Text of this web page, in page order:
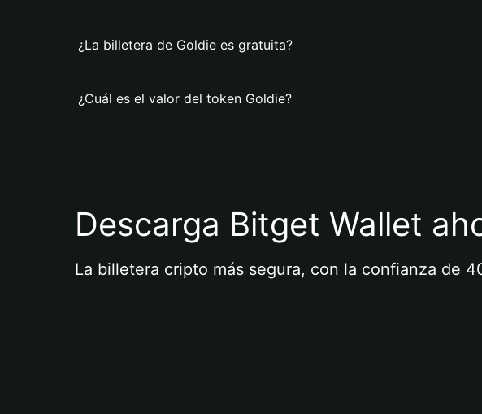
¿La billetera de Goldie es gratuita?
¿Cuál es el valor del token Goldie?
Descarga Bitget Wallet
La billetera cripto más segura, con la confianza de